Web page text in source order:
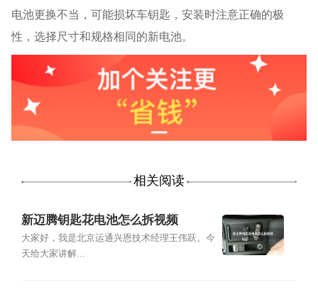
电池更换不当，可能损坏车钥匙，安装时注意正确的极
性，选择尺寸和规格相同的新电池。
相关阅读
新迈腾钥匙花电池怎么拆视频
大家好，我是北京运通兴恩技术经理王伟跃。今
天给大家讲解...